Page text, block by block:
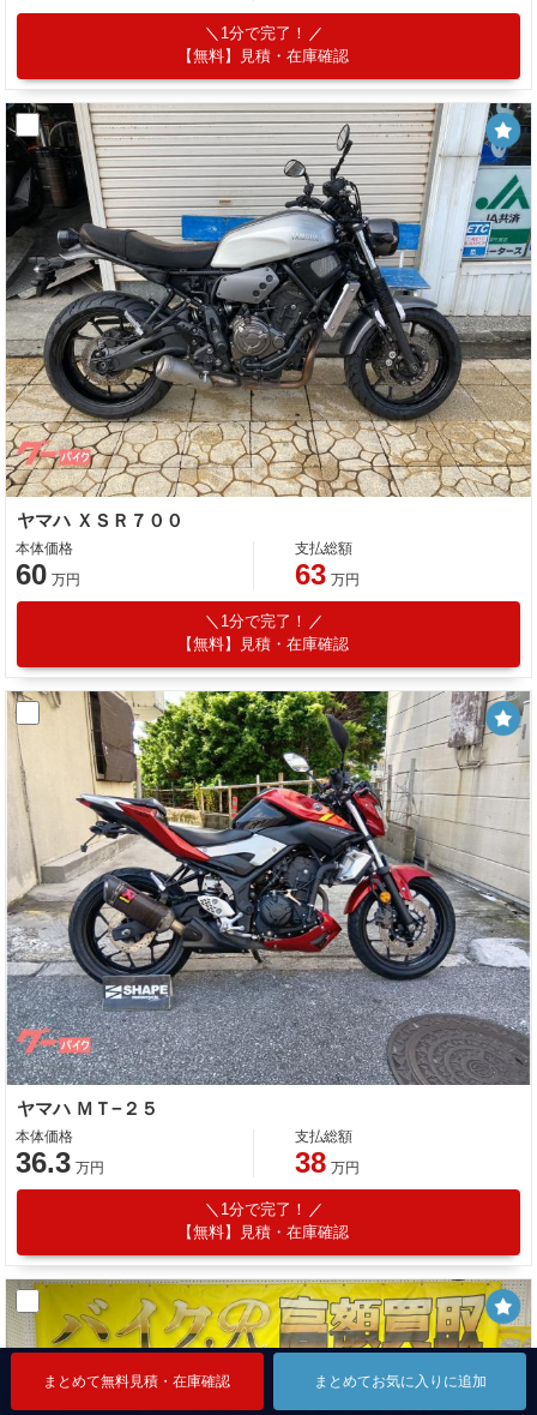
まとめて無料見積・在庫確認 まとめてお気に入りに追加
まとめて無料見積・在庫確認 まとめてお気に入りに追加
1分で完了！
【無料】見積・在庫確認
ヤマハ ＸＳＲ７００
本体価格
60 万円
支払総額
63 万円
1分で完了！
【無料】見積・在庫確認
ヤマハ ＭＴ−２５
本体価格
36.3 万円
支払総額
38 万円
1分で完了！
【無料】見積・在庫確認
まとめて無料見積・在庫確認 まとめてお気に入りに追加